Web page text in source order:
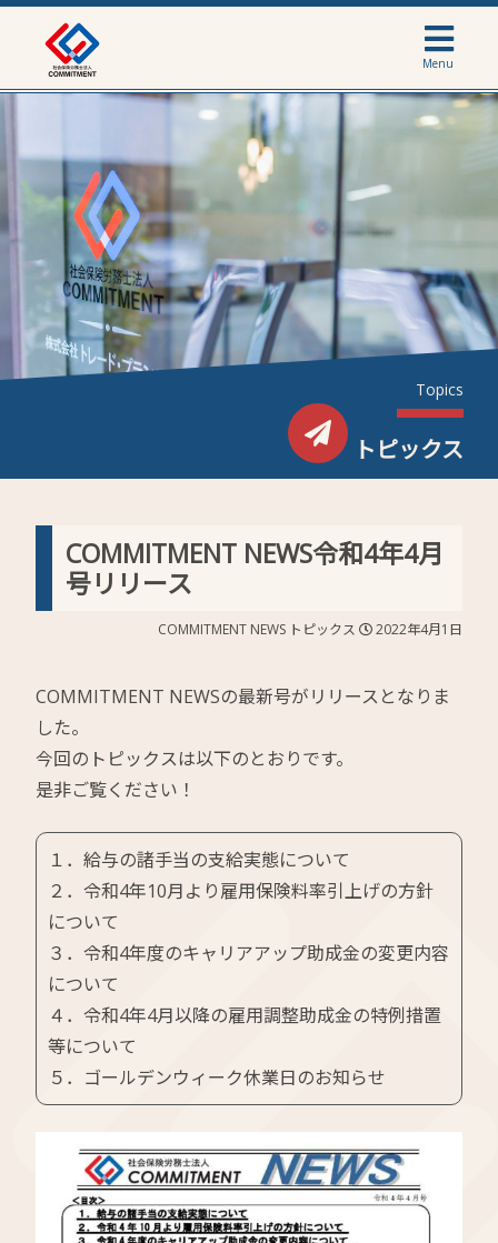
Menu
Topics
トピックス
COMMITMENT NEWS令和4年4月
号リリース
COMMITMENT NEWS トピックス 2022年4月1日
COMMITMENT NEWSの最新号がリリースとなりま
した。
今回のトピックスは以下のとおりです。
是非ご覧ください！
１．給与の諸手当の支給実態について
２．令和4年10月より雇用保険料率引上げの方針
について
３．令和4年度のキャリアアップ助成金の変更内容
について
４．令和4年4月以降の雇用調整助成金の特例措置
等について
５．ゴールデンウィーク休業日のお知らせ